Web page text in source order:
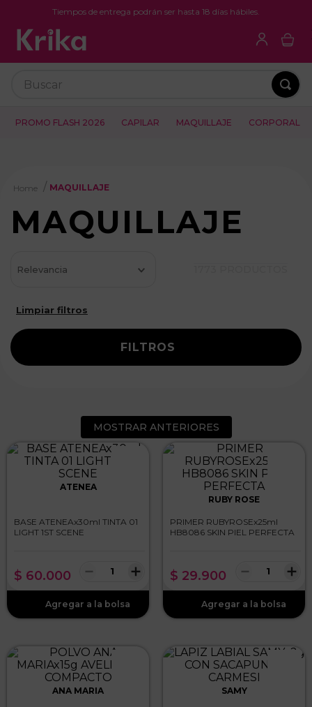
Tiempos de entrega podrán ser hasta 18 días hábiles.
PROMO FLASH 2026 CAPILAR MAQUILLAJE CORPORAL
MAQUILLAJE
MAQUILLAJE
Relevancia
FILTROS
MOSTRAR ANTERIORES
ATENEA
BASE ATENEAx30ml TINTA 01
LIGHT 1ST SCENE
$ 60.000 ＋
－
RUBY ROSE
PRIMER RUBYROSEx25ml
HB8086 SKIN PIEL PERFECTA
$ 29.900 ＋
－
ANA MARIA SAMY